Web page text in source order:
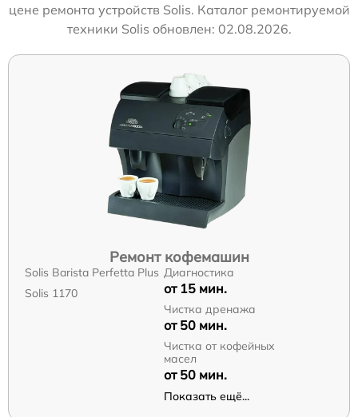
цене ремонта устройств Solis. Каталог ремонтируемой
техники Solis обновлен: 02.08.2026.
Ремонт кофемашин
Solis Barista Perfetta Plus
Solis 1170
Диагностика
от 15 мин.
Чистка дренажа
от 50 мин.
Чистка от кофейных
масел
от 50 мин.
Показать ещё...